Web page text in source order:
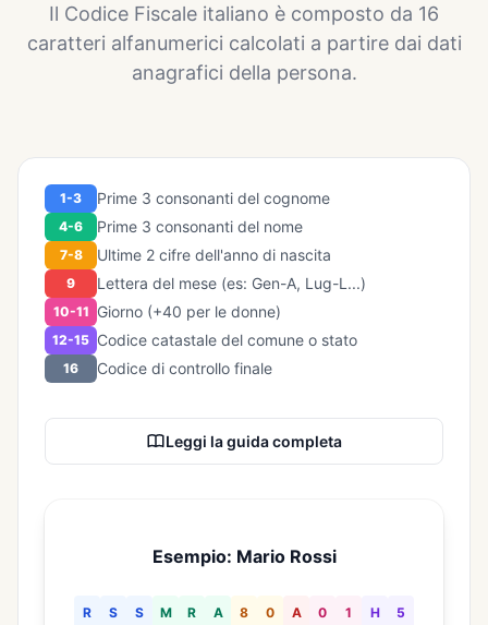
Il Codice Fiscale italiano è composto da 16
caratteri alfanumerici calcolati a partire dai dati
anagrafici della persona.
1-3 Prime 3 consonanti del cognome
4-6 Prime 3 consonanti del nome
7-8 Ultime 2 cifre dell'anno di nascita
9 Lettera del mese (es: Gen-A, Lug-L...)
10-11 Giorno (+40 per le donne)
12-15 Codice catastale del comune o stato
16 Codice di controllo finale
Leggi la guida completa
Esempio: Mario Rossi
R S S M R A 8 0 A 0 1 H 5